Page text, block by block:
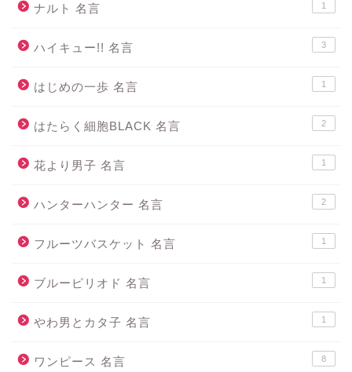
ナルト 名言 1
ハイキュー!! 名言 3
はじめの一歩 名言 1
はたらく細胞BLACK 名言 2
花より男子 名言 1
ハンターハンター 名言 2
フルーツバスケット 名言 1
ブルーピリオド 名言 1
やわ男とカタ子 名言 1
ワンピース 名言 8